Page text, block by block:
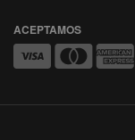
ACEPTAMOS